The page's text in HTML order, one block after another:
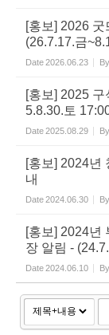
[홍보] 2026
(26.7.17.금
Date2026.06.23 By
[홍보] 2025
5.8.30.토
Date2025.08.29 By
[홍보] 2024년
내
Date2024.06.30 By
[홍보] 2024년
장 알림 -
Date2024.06.10 By